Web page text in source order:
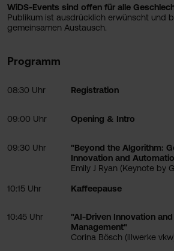
WiDS-Events sind offen für alle
Publikum ist ausdrücklich erwünscht und
gemeinsamen Austausch.
Programm
08:30 Uhr Registration
09:00 Uhr Opening & Intro
09:30 Uhr
"Beyond the Algorithm:
Innovation and
Emily J Ryan (Keynote by
10:15 Uhr Kaffeepause
10:45 Uhr
"AI-Driven Innovation
Management"
Corina Bösch (illwerke